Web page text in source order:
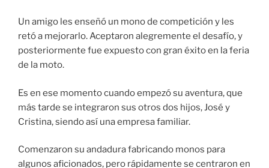
Un amigo les enseñó un mono de competición y les
retó a mejorarlo. Aceptaron alegremente el desafío, y
posteriormente fue expuesto con gran éxito en la feria
de la moto.
Es en ese momento cuando empezó su aventura, que
más tarde se integraron sus otros dos hijos, José y
Cristina, siendo así una empresa familiar.
Comenzaron su andadura fabricando monos para
algunos aficionados, pero rápidamente se centraron en